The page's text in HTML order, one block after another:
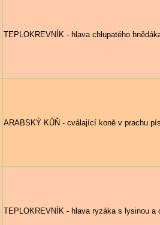
TEPLOKREVNÍK - hlava chlupatého
ARABSKÝ KŮŇ - cválající koně v prachu
TEPLOKREVNÍK - hlava ryzáka s lysinou a